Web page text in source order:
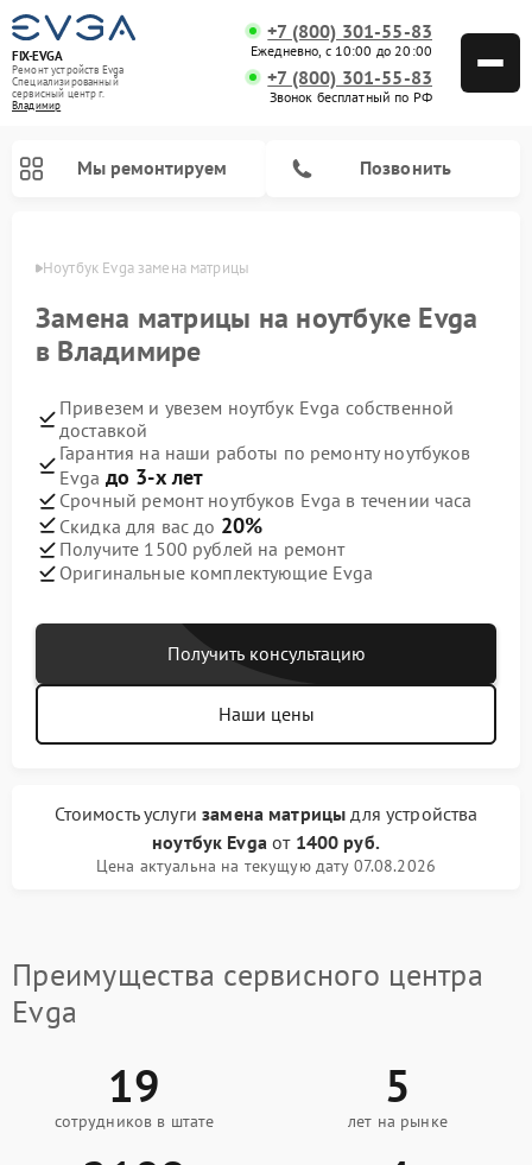
FIX-EVGA
Ремонт устройств Evga
Специализированный
cервисный центр г.
Владимир
+7 (800) 301-55-83
Ежедневно, с 10:00 до 20:00
+7 (800) 301-55-83
Звонок бесплатный по РФ
Мы ремонтируем Позвонить
Ноутбук Evga замена матрицы
Замена матрицы на ноутбуке Evga
в Владимире
Привезем и увезем ноутбук Evga собственной
доставкой
Гарантия на наши работы по ремонту ноутбуков
Evga до 3-х лет
Срочный ремонт ноутбуков Evga в течении часа
Скидка для вас до 20%
Получите 1500 рублей на ремонт
Оригинальные комплектующие Evga
Получить консультацию
Наши цены
Стоимость услугизамена матрицы для устройства
ноутбук Evga от 1400 руб.
Цена актуальна на текущую дату 07.08.2026
Преимущества сервисного центра
Evga
19
сотрудников в штате
5
лет на рынке